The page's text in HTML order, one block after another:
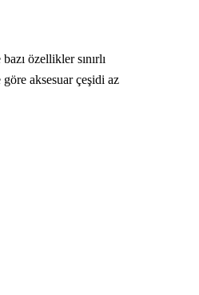
özellikler sınırlı
aksesuar çeşidi az